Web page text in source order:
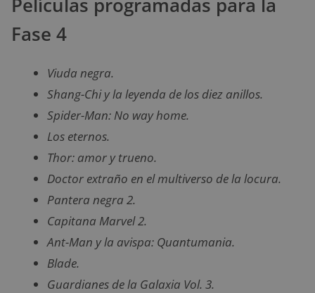
Fase 4
Viuda negra.
Shang-Chi y la leyenda de los diez anillos.
Spider-Man: No way home.
Los eternos.
Thor: amor y trueno.
Doctor extraño en el multiverso de la locura.
Pantera negra 2.
Capitana Marvel 2.
Ant-Man y la avispa: Quantumania.
Blade.
Guardianes de la Galaxia Vol. 3.